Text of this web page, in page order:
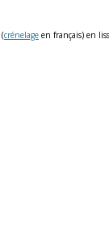
(crénelage en français) en